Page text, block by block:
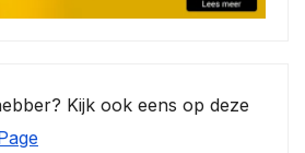
Kijk ook eens op deze